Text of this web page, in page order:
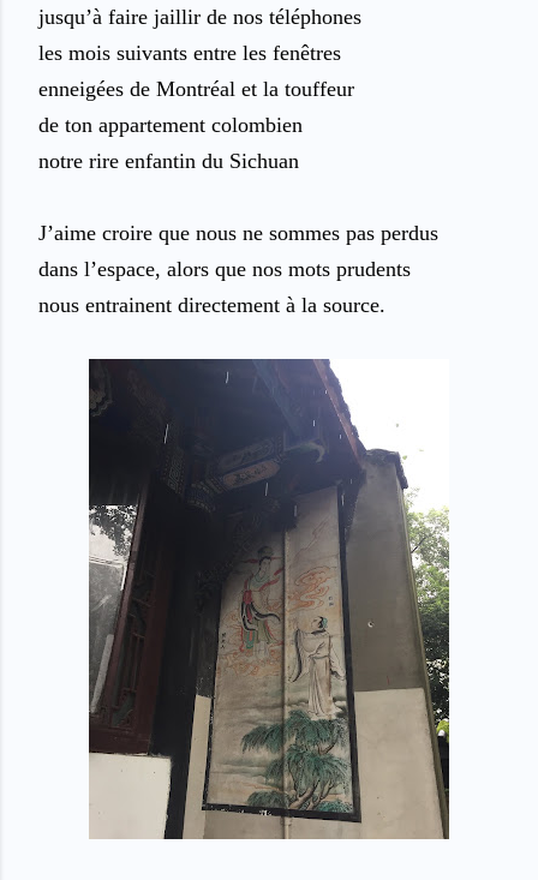
jusqu’à faire jaillir de nos téléphones
les mois suivants entre les fenêtres
enneigées de Montréal et la touffeur
de ton appartement colombien
notre rire enfantin du Sichuan
J’aime croire que nous ne sommes pas perdus
dans l’espace, alors que nos mots prudents
nous entrainent directement à la source.